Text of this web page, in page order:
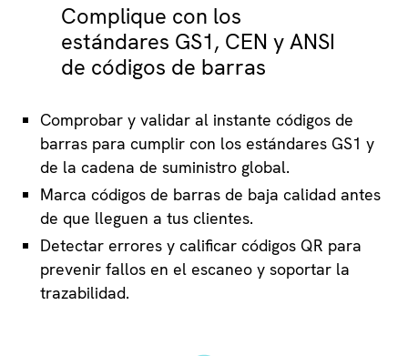
Complique con los
estándares GS1, CEN y ANSI
de códigos de barras
Comprobar y validar al instante códigos de
barras para cumplir con los estándares GS1 y
de la cadena de suministro global.
Marca códigos de barras de baja calidad antes
de que lleguen a tus clientes.
Detectar errores y calificar códigos QR para
prevenir fallos en el escaneo y soportar la
trazabilidad.